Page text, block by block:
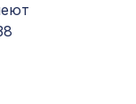
для радиатора,
Цветы, дуб